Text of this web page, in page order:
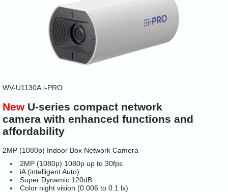
WV-U1130A i-PRO
NewU-series compact network
camera with enhanced functions and
affordability
2MP (1080p) Indoor Box Network Camera
2MP (1080p) 1080p up to 30fps
iA (intelligent Auto)
Super Dynamic 120dB
Color night vision (0.006 to 0.1 lx)